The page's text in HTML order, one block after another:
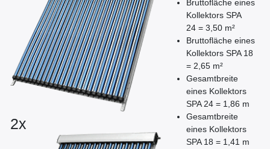
2x
Bruttofläche eines
Kollektors SPA
24 = 3,50 m²
Bruttofläche eines
Kollektors SPA 18
= 2,65 m²
Gesamtbreite
eines Kollektors
SPA 24 = 1,86 m
Gesamtbreite
eines Kollektors
SPA 18 = 1,41 m